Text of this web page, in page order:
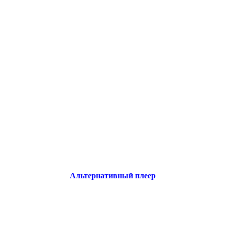
Альтернативный плеер